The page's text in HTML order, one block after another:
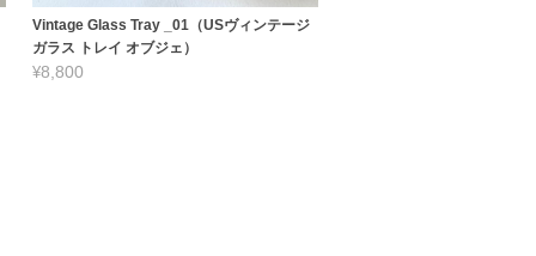
Vintage Glass Tray _01（USヴィンテージ
ガラス トレイ オブジェ）
¥8,800